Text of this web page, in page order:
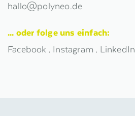
hallo@polyneo.de
... oder folge uns einfach:
Facebook . Instagram . LinkedIn